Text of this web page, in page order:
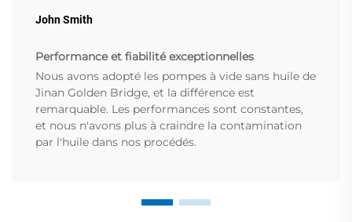
John Smith
Performance et fiabilité exceptionnelles
Nous avons adopté les pompes à vide sans huile de
Jinan Golden Bridge, et la différence est
remarquable. Les performances sont constantes,
et nous n'avons plus à craindre la contamination
par l'huile dans nos procédés.